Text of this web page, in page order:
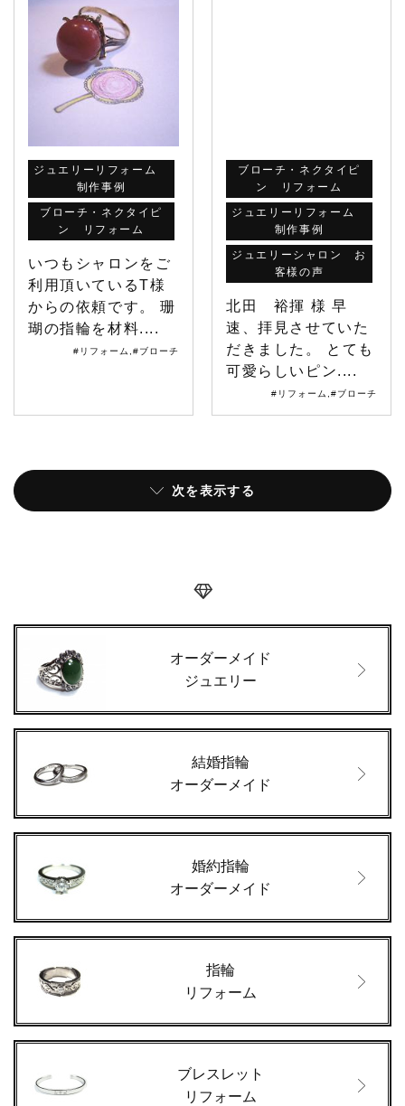
ジュエリーリフォーム
制作事例
ブローチ・ネクタイピ
ン リフォーム
いつもシャロンをご
利用頂いているT様
からの依頼です。 珊
瑚の指輪を材料....
#リフォーム #ブローチ
ブローチ・ネクタイピ
ン リフォーム
ジュエリーリフォーム
制作事例
ジュエリーシャロン お
客様の声
北田 裕揮 様 早
速、拝見させていた
だきました。 とても
可愛らしいピン....
#リフォーム #ブローチ
次を表示する
オーダーメイド
ジュエリー
結婚指輪
オーダーメイド
婚約指輪
オーダーメイド
指輪
リフォーム
ブレスレット
リフォーム